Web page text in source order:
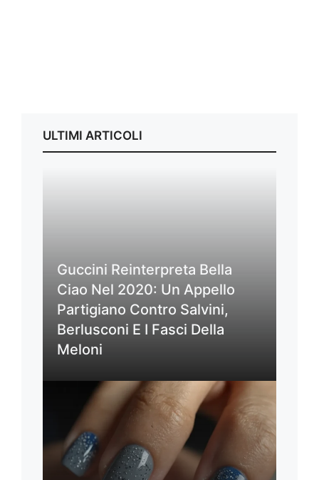
ULTIMI ARTICOLI
Guccini Reinterpreta Bella
Ciao Nel 2020: Un Appello
Partigiano Contro Salvini,
Berlusconi E I Fasci Della
Meloni